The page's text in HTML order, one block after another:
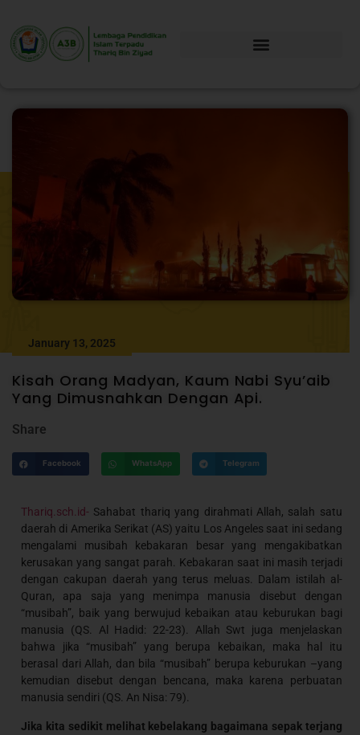
January 13, 2025
Kisah Orang Madyan, Kaum Nabi Syu’aib
Yang Dimusnahkan Dengan Api.
Share
Facebook WhatsApp Telegram
Thariq.sch.id- Sahabat thariq yang dirahmati Allah, salah satu
daerah di Amerika Serikat (AS) yaitu Los Angeles saat ini sedang
mengalami musibah kebakaran besar yang mengakibatkan
kerusakan yang sangat parah. Kebakaran saat ini masih terjadi
dengan cakupan daerah yang terus meluas. Dalam istilah al-
Quran, apa saja yang menimpa manusia disebut dengan
“musibah”, baik yang berwujud kebaikan atau keburukan bagi
manusia (QS. Al Hadid: 22-23). Allah Swt juga menjelaskan
bahwa jika “musibah” yang berupa kebaikan, maka hal itu
berasal dari Allah, dan bila “musibah” berupa keburukan –yang
kemudian disebut dengan bencana, maka karena perbuatan
manusia sendiri (QS. An Nisa: 79).
Jika kita sedikit melihat kebelakang bagaimana sepak terjang